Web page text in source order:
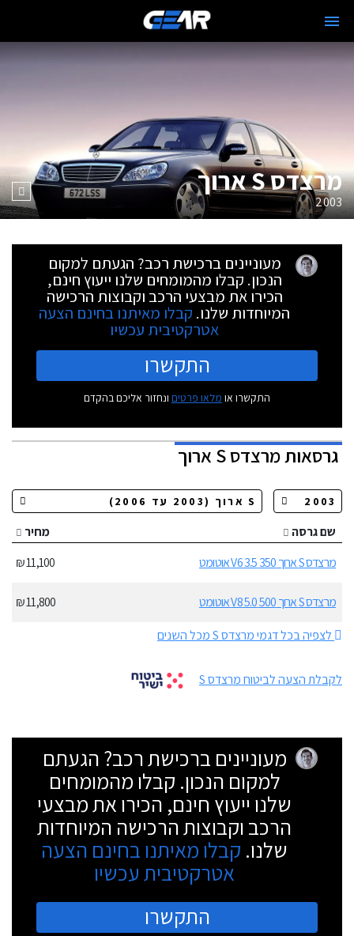
מרצדס S ארוך
2003
מעוניינים ברכישת רכב? הגעתם למקום
הנכון. קבלו מהמומחים שלנו ייעוץ חינם,
הכירו את מבצעי הרכב וקבוצות הרכישה
המיוחדות שלנו. קבלו מאיתנו בחינם הצעה
אטרקטיבית עכשיו
התקשרו
התקשרו או מלאו פרטים ונחזור אליכם בהקדם
גרסאותמרצדס S ארוך
שם גרסה
מחיר
מרצדס S ארוך 350 3.5 V6 אוטומט
11,100 ₪
מרצדס S ארוך 500 5.0 V8 אוטומט
11,800 ₪
לצפיה בכל דגמי מרצדס S מכל השנים
לקבלת הצעה לביטוח מרצדס S
מעוניינים ברכישת רכב? הגעתם
למקום הנכון. קבלו מהמומחים
שלנו ייעוץ חינם, הכירו את מבצעי
הרכב וקבוצות הרכישה המיוחדות
שלנו. קבלו מאיתנו בחינם הצעה
אטרקטיבית עכשיו
התקשרו